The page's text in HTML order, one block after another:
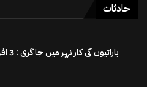
حادثات
باراتیوں کی کار نہر میں جاگری : 3 افراد جاں بحق